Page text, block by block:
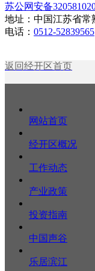
苏公网安备
地址：中国江苏省常
电话： 0512-52839565
返回经开区首页
网站首页
经开区概况
工作动态
产业政策
投资指南
中国声谷
乐居滨江